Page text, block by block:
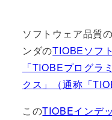
ソフトウェア品質
ンダのTIOBEソフ
「TIOBEプログラ
クス」（通称「
このTIOBEインデ